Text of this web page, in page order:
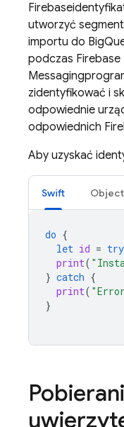
Firebase
utworzyć
importu do
podczas
Messaging
zidentyfikować i
odpowiednie
odpowiednich
Aby uzyskać
Swift
do {
let id = try
print(
} catch {
print(
}